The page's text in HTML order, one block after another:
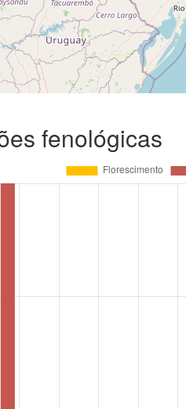
fenológicas